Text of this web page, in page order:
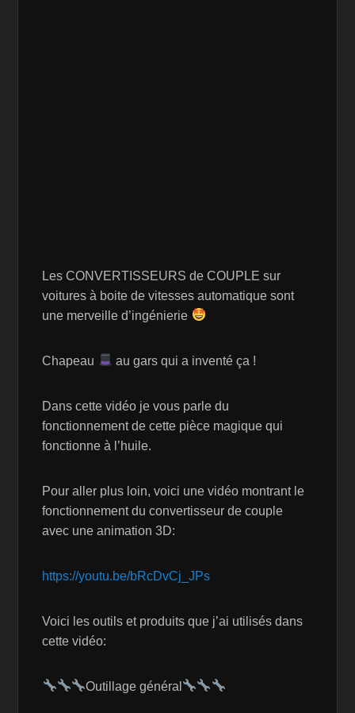
Les CONVERTISSEURS de COUPLE sur
voitures à boite de vitesses automatique sont
une merveille d’ingénierie
Chapeau au gars qui a inventé ça !
Dans cette vidéo je vous parle du
fonctionnement de cette pièce magique qui
fonctionne à l’huile.
Pour aller plus loin, voici une vidéo montrant le
fonctionnement du convertisseur de couple
avec une animation 3D:
https://youtu.be/bRcDvCj_JPs
Voici les outils et produits que j’ai utilisés dans
cette vidéo:
Outillage général